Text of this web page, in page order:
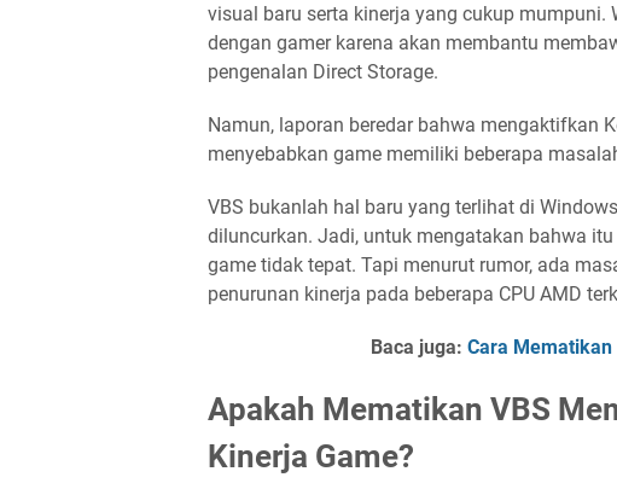
visual baru serta kinerja yang cukup
dengan gamer karena akan membantu
pengenalan Direct Storage.
Namun, laporan beredar bahwa mengaktifkan
menyebabkan game memiliki beberapa
VBS bukanlah hal baru yang terlihat di
diluncurkan. Jadi, untuk mengatakan bahwa
game tidak tepat. Tapi menurut rumor, ada
penurunan kinerja pada beberapa CPU AMD
Baca juga: Cara
Apakah Mematikan VBS
Kinerja Game?